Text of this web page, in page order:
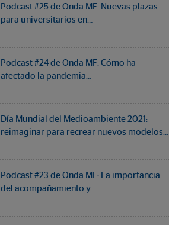
Podcast #25 de Onda MF: Nuevas plazas
para universitarios en…
Podcast #24 de Onda MF: Cómo ha
afectado la pandemia…
Día Mundial del Medioambiente 2021:
reimaginar para recrear nuevos modelos…
Podcast #23 de Onda MF: La importancia
del acompañamiento y…